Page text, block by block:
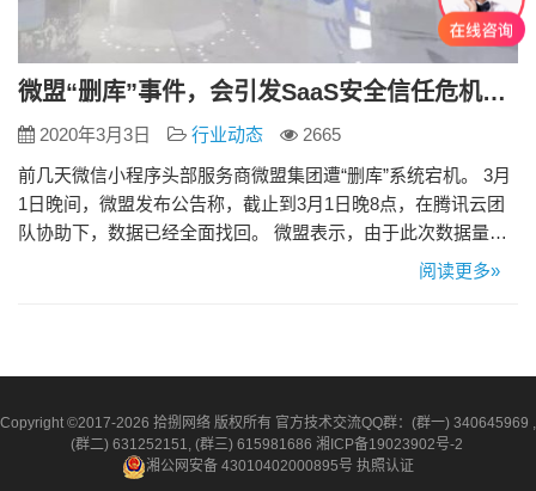
微盟“删库”事件，会引发SaaS安全信任危机吗？
2020年3月3日 行业动态
2665
前几天微信小程序头部服务商微盟集团遭“删库”系统宕机。 3月
1日晚间，微盟发布公告称，截止到3月1日晚8点，在腾讯云团
队协助下，数据已经全面找回。 微盟表示，由于此次数据量规
模非常大，为了保证数据一致性和线上体验，将于3月2日凌晨2
阅读更多»
Copyright ©2017-2026 拾捌网络 版权所有 官方技术交流QQ群：(群一) 340645969 ,
(群二) 631252151, (群三) 615981686 湘ICP备19023902号-2
湘公网安备 43010402000895号 执照认证